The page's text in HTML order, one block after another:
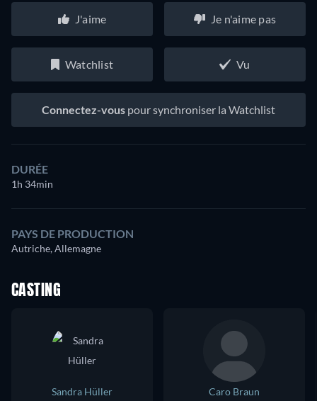
J'aime Je n'aime pas
Watchlist Vu
Connectez-vous pour synchroniser la Watchlist
DURÉE
1h 34min
PAYS DE PRODUCTION
Autriche, Allemagne
CASTING
Sandra Hüller
Caro Braun